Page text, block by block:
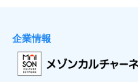
企業情報